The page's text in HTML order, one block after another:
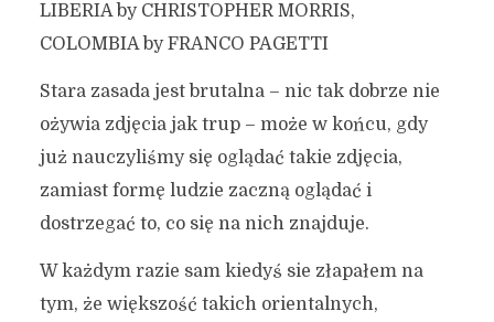
LIBERIA by CHRISTOPHER MORRIS,
COLOMBIA by FRANCO PAGETTI
Stara zasada jest brutalna – nic tak dobrze nie
ożywia zdjęcia jak trup – może w końcu, gdy
już nauczyliśmy się oglądać takie zdjęcia,
zamiast formę ludzie zaczną oglądać i
dostrzegać to, co się na nich znajduje.
W każdym razie sam kiedyś sie złapałem na
tym, że większość takich orientalnych,